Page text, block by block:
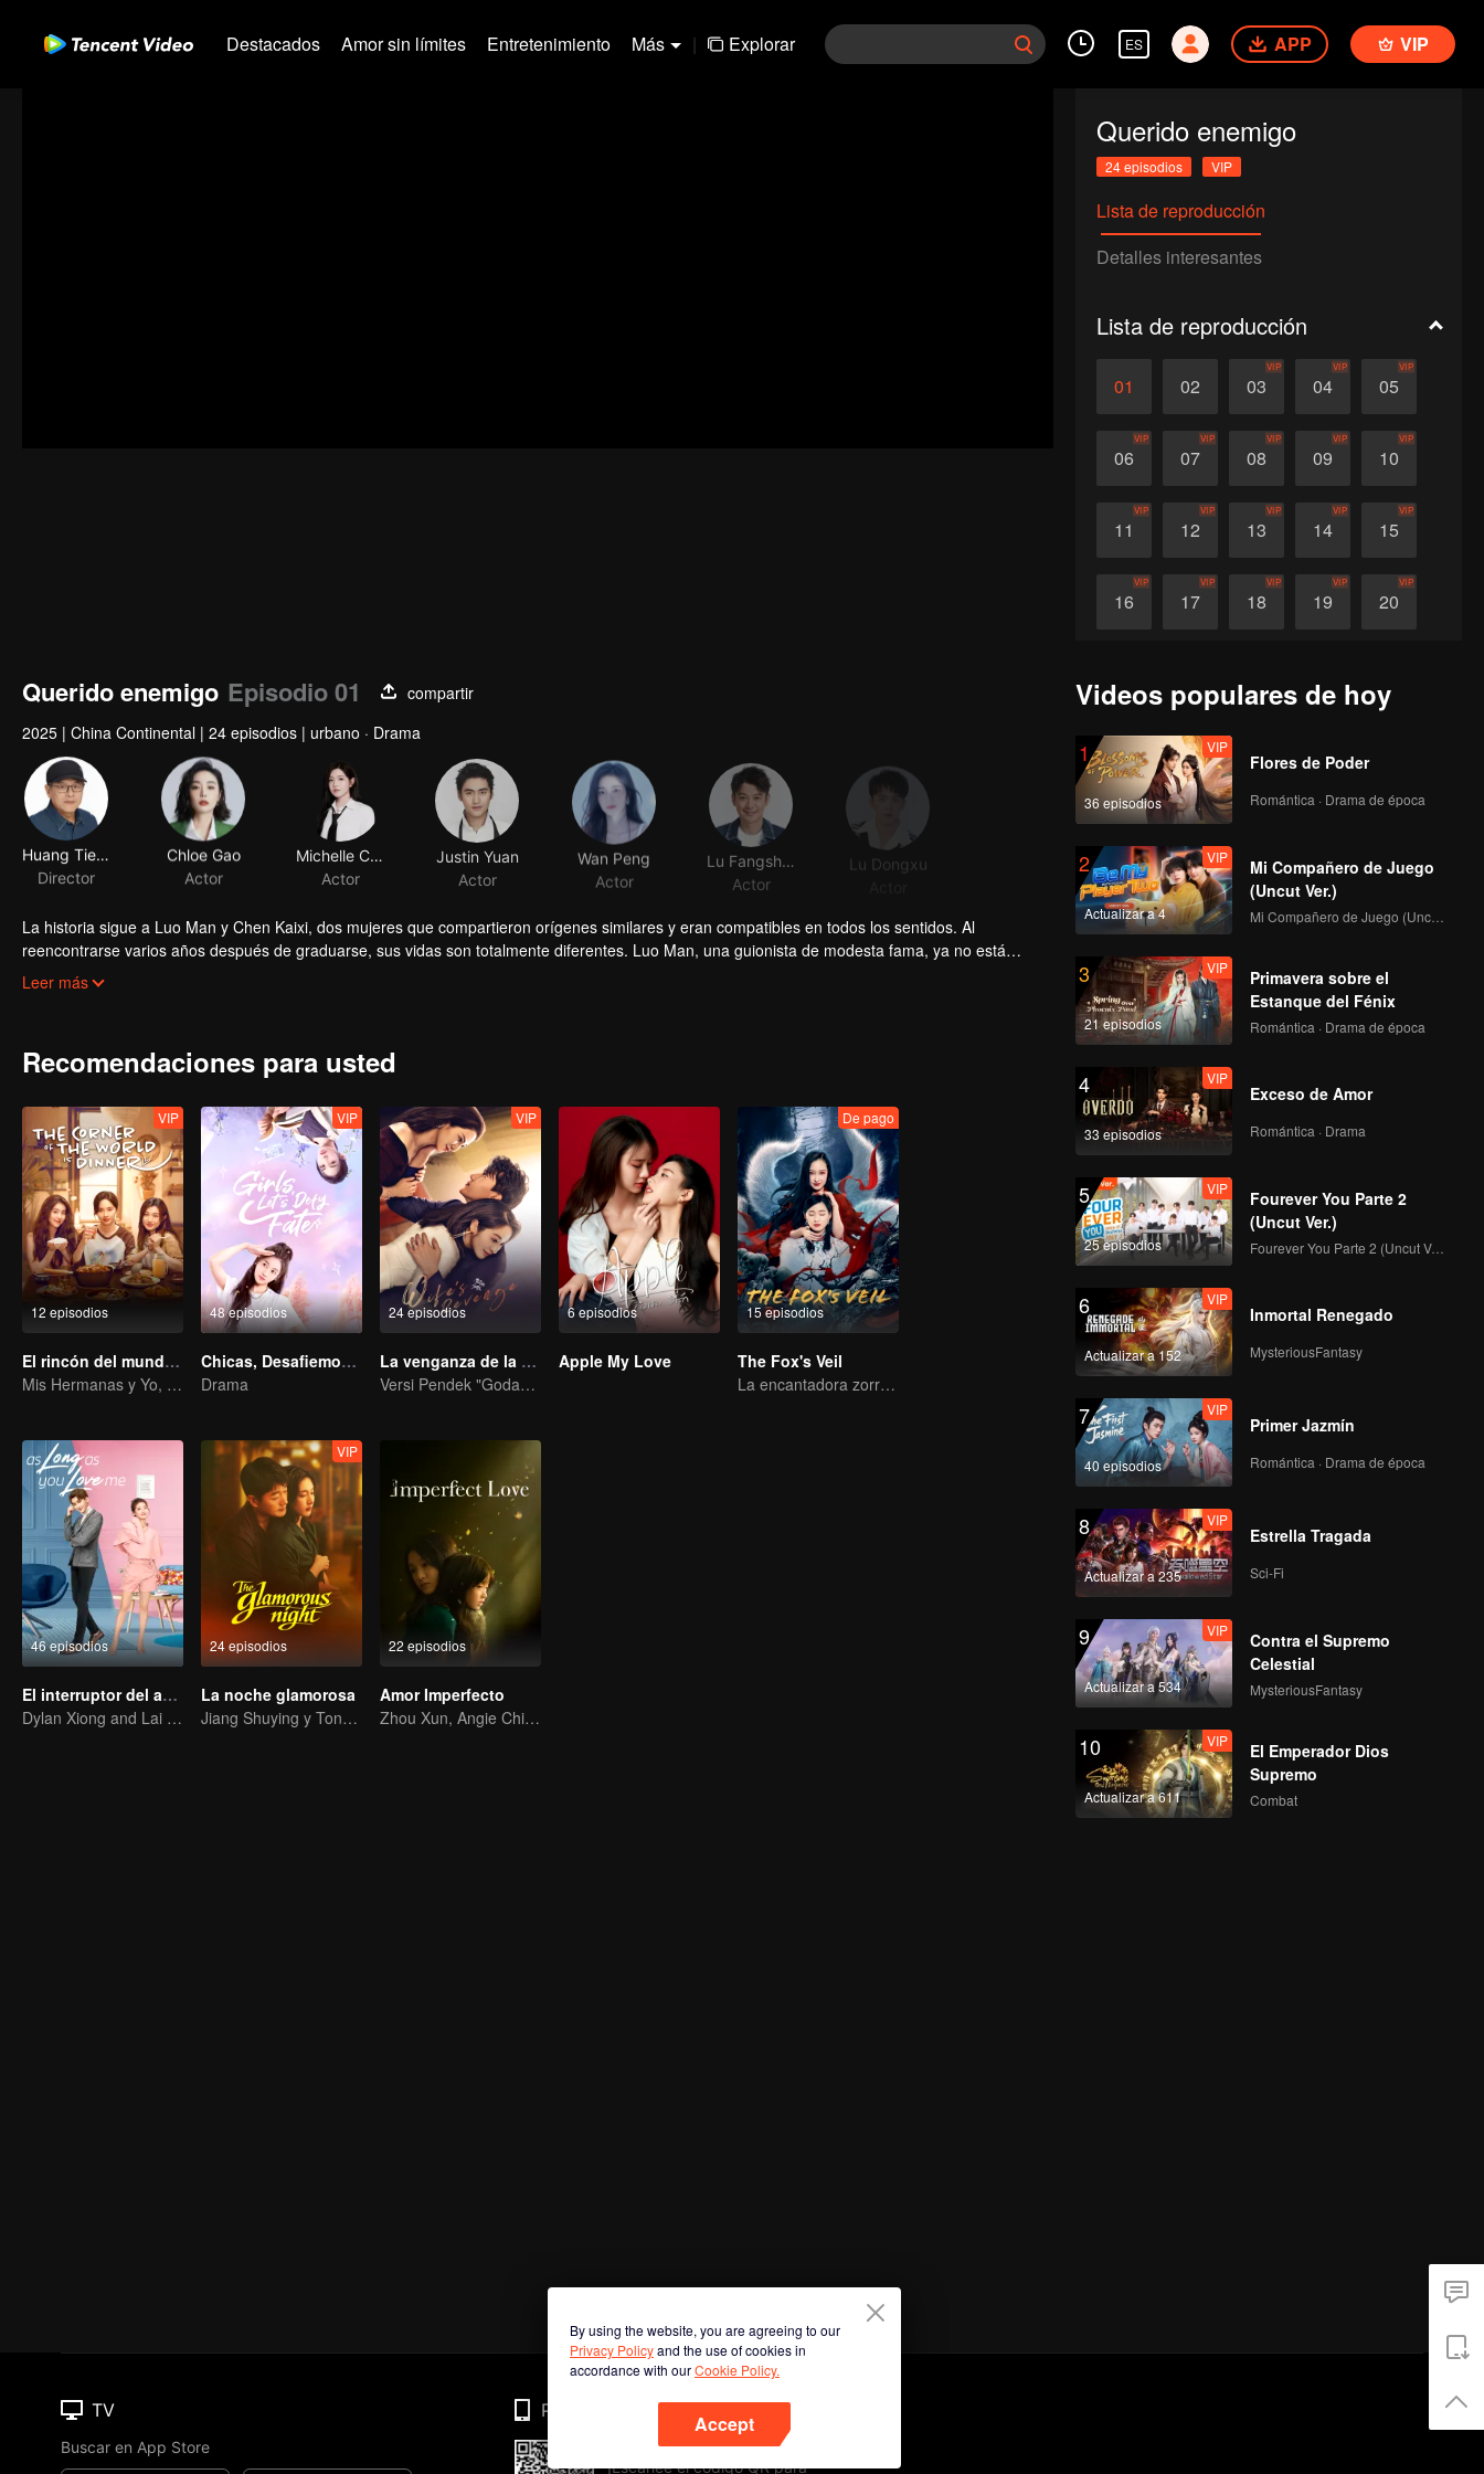
Destacados Amor sin límites Entretenimiento Más | Explorar ES APP VIP
Querido enemigo
24 episodios VIP
Lista de reproducción
Detalles interesantes
Lista de reproducción
01 02 03
VIP
04
VIP
05
VIP
06
VIP
07
VIP
08
VIP
09
VIP
10
VIP
11
VIP
12
VIP
13
VIP
14
VIP
15
VIP
16
VIP
17
VIP
18
VIP
19
VIP
20
VIP
Querido enemigo Episodio 01
compartir
2025 | China Continental | 24 episodios | urbano · Drama
Huang Tienren
Director
Chloe Gao
Actor
Actor
Justin Yuan
Actor
Wan Peng
Actor
Actor
Lu Dongxu
Actor
La historia sigue a Luo Man y Chen Kaixi, dos mujeres que compartieron orígenes similares y eran compatibles en todos los sentidos. Al
reencontrarse varios años después de graduarse, sus vidas son totalmente diferentes. Luo Man, una guionista de modesta fama, ya no está
satisfecha con sus logros profesionales y anhela ascender en la vida a través del matrimonio, con el objetivo de estar a la altura de Chen Kaixi.
Leer más
Recomendaciones para usted
12 episodios
VIP
El rincón del mundo es la cena
Mis Hermanas y Yo, La Comida Cura la Vida
48 episodios
VIP
Chicas, Desafiemos al Destino
Drama
24 episodios
VIP
La venganza de la esposa
Versi Pendek "Godaan Pulang"
6 episodios
Apple My Love
15 episodios
De pago
The Fox's Veil
La encantadora zorra que fascina al mundo
46 episodios
El interruptor del amor
Dylan Xiong and Lai Yumeng's sweet love story
24 episodios
VIP
La noche glamorosa
Jiang Shuying y Tong Dawei en un duelo de intrigas
22 episodios
Amor Imperfecto
Zhou Xun, Angie Chiu and Kara Wai interpret the women power
Videos populares de hoy
1
36 episodios
VIP
Flores de Poder
Romántica · Drama de época
2
Actualizar a 4
VIP
Mi Compañero de Juego
(Uncut Ver.)
Mi Compañero de Juego (Uncut Ver.)
3
21 episodios
VIP
Primavera sobre el
Estanque del Fénix
Romántica · Drama de época
4
33 episodios
VIP
Exceso de Amor
Romántica · Drama
5
25 episodios
VIP
Fourever You Parte 2
(Uncut Ver.)
Fourever You Parte 2 (Uncut Ver.)
6
Actualizar a 152
VIP
Inmortal Renegado
MysteriousFantasy
7
40 episodios
VIP
Primer Jazmín
Romántica · Drama de época
8
Actualizar a 235
VIP
Estrella Tragada
Sci-Fi
9
Actualizar a 534
VIP
Contra el Supremo
Celestial
MysteriousFantasy
10
Actualizar a 611
VIP
El Emperador Dios
Supremo
Combat
By using the website, you are agreeing to our
Privacy Policyand the use of cookies in
accordance with ourCookie Policy.
Accept
TV
Buscar en App Store
Phone
¡Escanee el código QR para